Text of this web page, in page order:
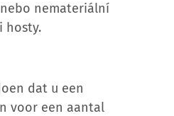
nemateriální
hosty.
dat u een
voor een aantal